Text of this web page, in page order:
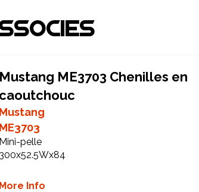
Mustang ME3703 Chenilles en
caoutchouc
Mustang
ME3703
Mini-pelle
300x52.5Wx84
More Info